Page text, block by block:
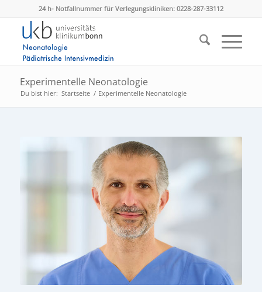
24 h- Notfallnummer für Verlegungskliniken: 0228-287-33112
Experimentelle Neonatologie
Du bist hier: Startseite / Experimentelle Neonatologie